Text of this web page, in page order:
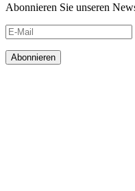
Abonnieren Sie unseren